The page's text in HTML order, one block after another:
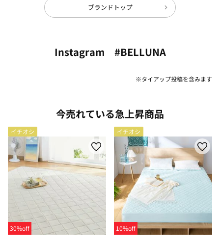
ブランドトップ
Instagram #BELLUNA
※タイアップ投稿を含みます
今売れている急上昇商品
イチオシ
30%off
イチオシ
10%off